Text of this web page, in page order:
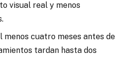
visual real y menos
cuatro meses antes de
tardan hasta dos